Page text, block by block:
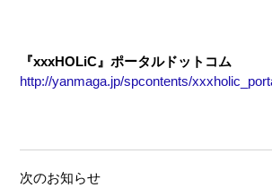
『xxxHOLiC』ポータルドットコム
http://yanmaga.jp/spcontents/
次のお知らせ